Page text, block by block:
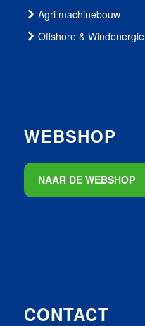
Agri machinebouw
Offshore & Windenergie
WEBSHOP
NAAR DE WEBSHOP
CONTACT